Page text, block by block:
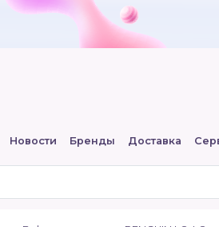
Новости Бренды Доставка